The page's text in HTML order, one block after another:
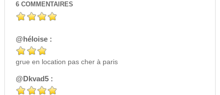
6 COMMENTAIRES
@héloise :
grue en location pas cher à paris
@Dkvad5 :